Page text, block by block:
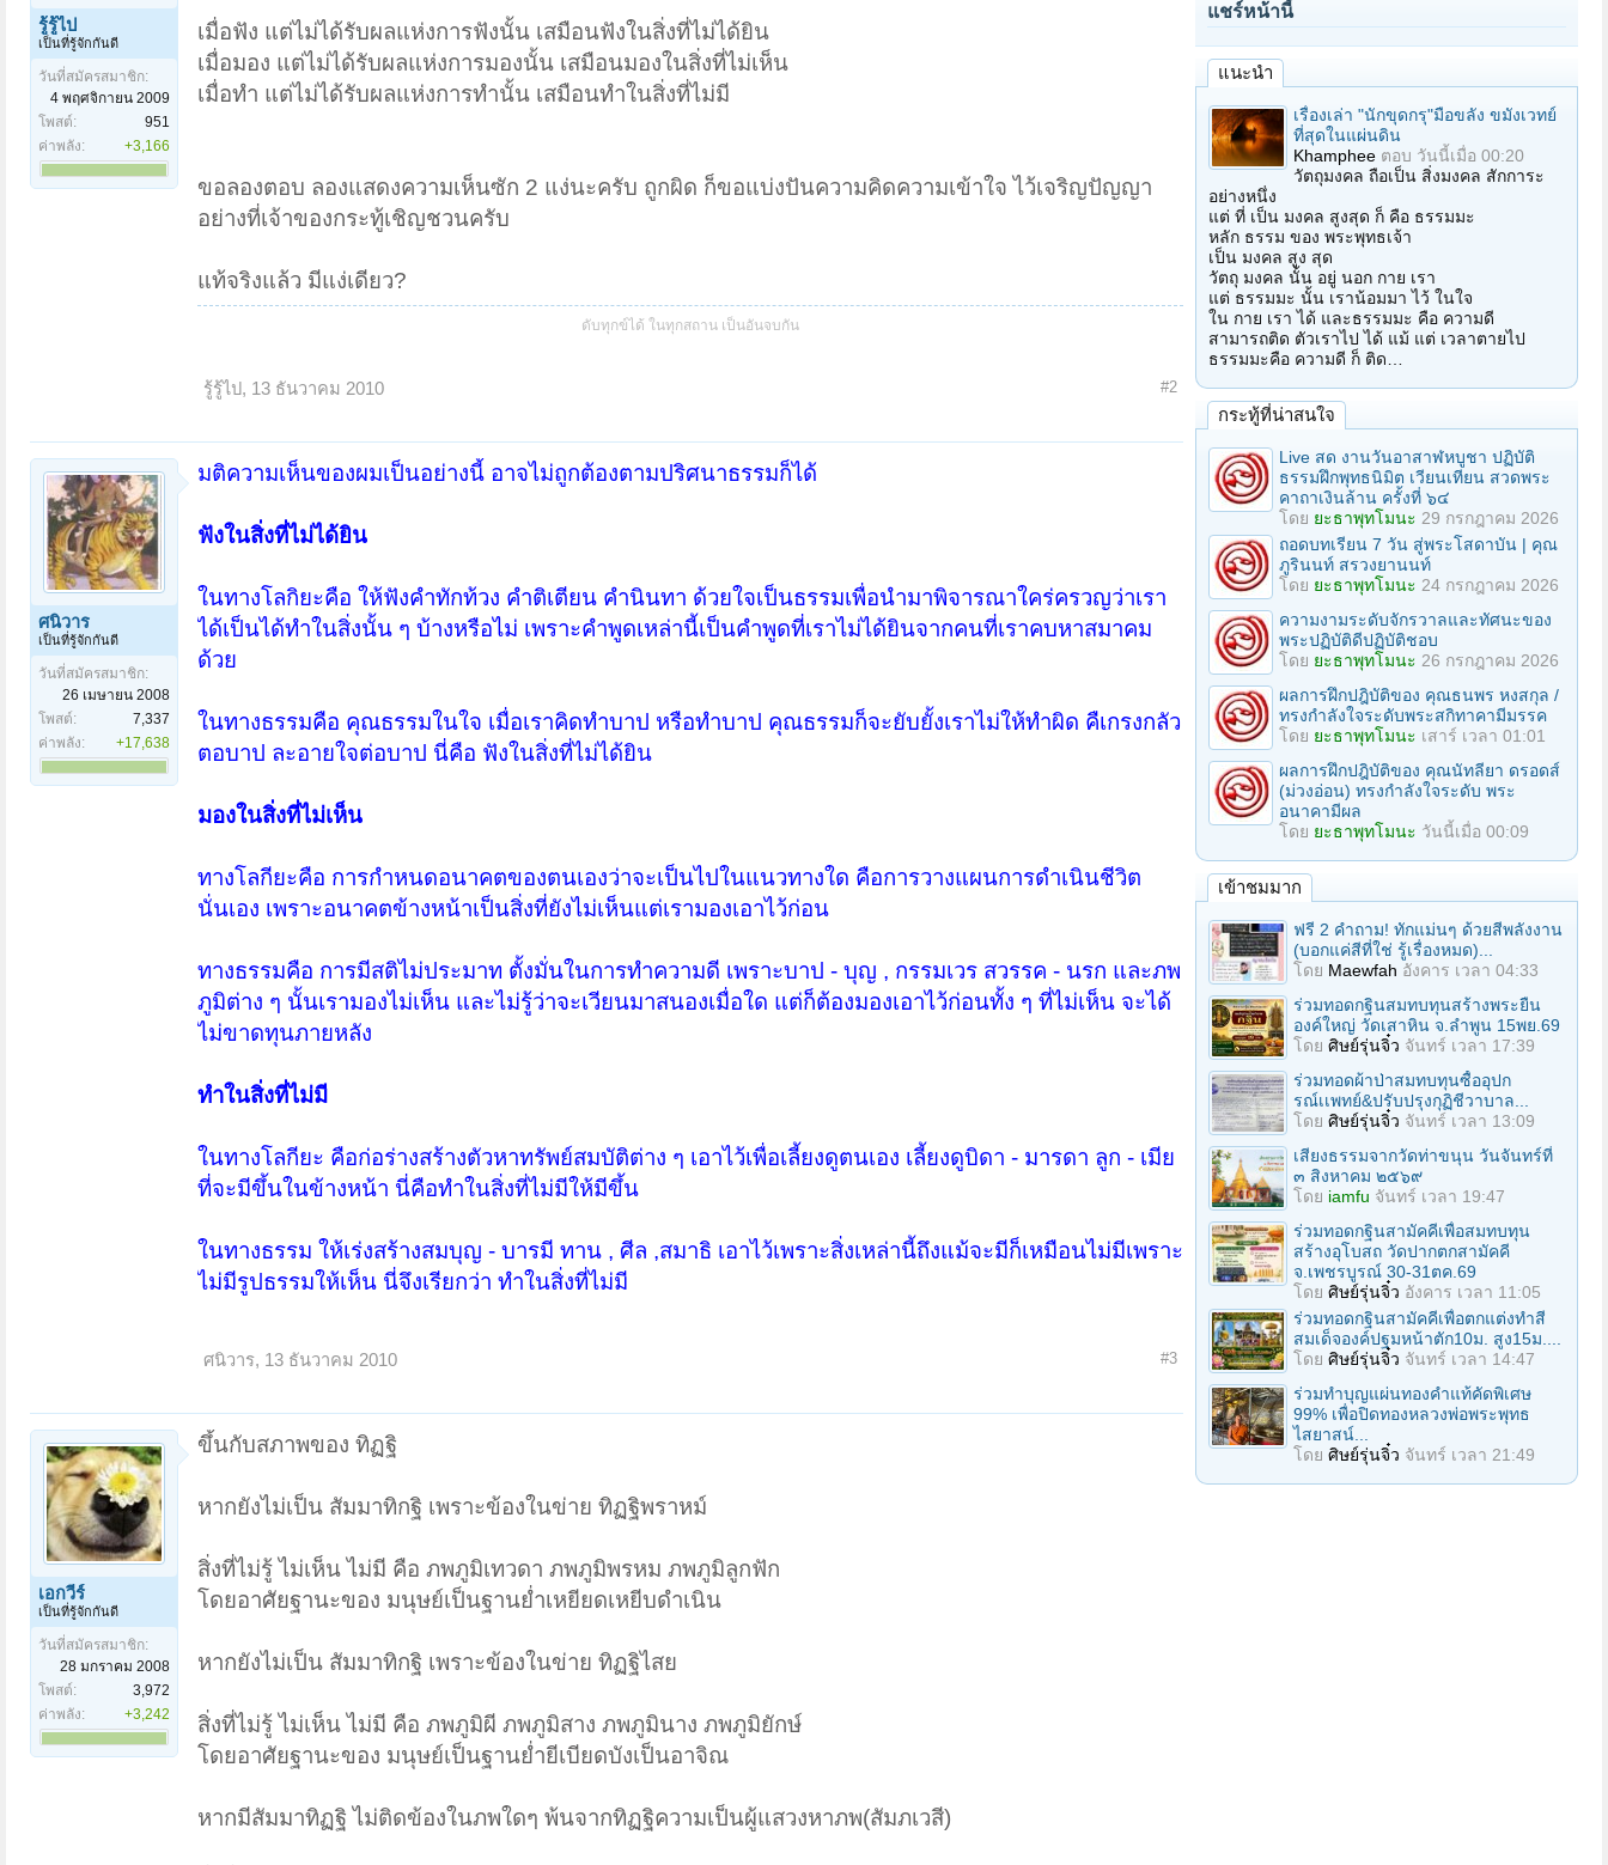
รู้รู้ไป
เป็นที่รู้จักกันดี
วันที่สมัครสมาชิก:
4 พฤศจิกายน 2009
โพสต์:
951
ค่าพลัง:
+3,166
เมื่อฟัง แต่ไม่ได้รับผลแห่งการฟังนั้น เสมือนฟังในสิ่งที่ไม่ได้ยิน
เมื่อมอง แต่ไม่ได้รับผลแห่งการมองนั้น เสมือนมองในสิ่งที่ไม่เห็น
เมื่อทำ แต่ไม่ได้รับผลแห่งการทำนั้น เสมือนทำในสิ่งที่ไม่มี
ขอลองตอบ ลองแสดงความเห็นซัก 2 แง่นะครับ ถูกผิด ก็ขอแบ่งปันความคิดความเข้าใจ ไว้เจริญปัญญา
อย่างที่เจ้าของกระทู้เชิญชวนครับ
แท้จริงแล้ว มีแง่เดียว?
ดับทุกข์ได้ ในทุกสถาน เป็นอันจบกัน
รู้รู้ไป , 13 ธันวาคม 2010 #2
ศนิวาร
เป็นที่รู้จักกันดี
วันที่สมัครสมาชิก:
26 เมษายน 2008
โพสต์:
7,337
ค่าพลัง:
+17,638
มติความเห็นของผมเป็นอย่างนี้ อาจไม่ถูกต้องตามปริศนาธรรมก็ได้
ฟังในสิ่งที่ไม่ได้ยิน
ในทางโลกิยะคือ ให้ฟังคำทักท้วง คำติเตียน คำนินทา ด้วยใจเป็นธรรมเพื่อนำมาพิจารณาใคร่ครวญว่าเรา
ได้เป็นได้ทำในสิ่งนั้น ๆ บ้างหรือไม่ เพราะคำพูดเหล่านี้เป็นคำพูดที่เราไม่ได้ยินจากคนที่เราคบหาสมาคม
ด้วย
ในทางธรรมคือ คุณธรรมในใจ เมื่อเราคิดทำบาป หรือทำบาป คุณธรรมก็จะยับยั้งเราไม่ให้ทำผิด คืเกรงกลัว
ตอบาป ละอายใจต่อบาป นี่คือ ฟังในสิ่งที่ไม่ได้ยิน
มองในสิ่งที่ไม่เห็น
ทางโลกียะคือ การกำหนดอนาคตของตนเองว่าจะเป็นไปในแนวทางใด คือการวางแผนการดำเนินชีวิต
นั่นเอง เพราะอนาคตข้างหน้าเป็นสิ่งที่ยังไม่เห็นแต่เรามองเอาไว้ก่อน
ทางธรรมคือ การมีสติไม่ประมาท ตั้งมั่นในการทำความดี เพราะบาป - บุญ , กรรมเวร สวรรค - นรก และภพ
ภูมิต่าง ๆ นั้นเรามองไม่เห็น และไม่รู้ว่าจะเวียนมาสนองเมื่อใด แต่ก็ต้องมองเอาไว้ก่อนทั้ง ๆ ที่ไม่เห็น จะได้
ไม่ขาดทุนภายหลัง
ทำในสิ่งที่ไม่มี
ในทางโลกียะ คือก่อร่างสร้างตัวหาทรัพย์สมบัติต่าง ๆ เอาไว้เพื่อเลี้ยงดูตนเอง เลี้ยงดูบิดา - มารดา ลูก - เมีย
ที่จะมีขึ้นในข้างหน้า นี่คือทำในสิ่งที่ไม่มีให้มีขึ้น
ในทางธรรม ให้เร่งสร้างสมบุญ - บารมี ทาน , ศีล ,สมาธิ เอาไว้เพราะสิ่งเหล่านี้ถึงแม้จะมีก็เหมือนไม่มีเพราะ
ไม่มีรูปธรรมให้เห็น นี่จึงเรียกว่า ทำในสิ่งที่ไม่มี
ศนิวาร, 13 ธันวาคม 2010 #3
เอกวีร์
เป็นที่รู้จักกันดี
วันที่สมัครสมาชิก:
28 มกราคม 2008
โพสต์:
3,972
ค่าพลัง:
+3,242
ขึ้นกับสภาพของ ทิฏฐิ
หากยังไม่เป็น สัมมาทิกฐิ เพราะข้องในข่าย ทิฏฐิพราหม์
สิ่งที่ไม่รู้ ไม่เห็น ไม่มี คือ ภพภูมิเทวดา ภพภูมิพรหม ภพภูมิลูกฟัก
โดยอาศัยฐานะของ มนุษย์เป็นฐานย่ำเหยียดเหยีบดำเนิน
หากยังไม่เป็น สัมมาทิกฐิ เพราะข้องในข่าย ทิฏฐิไสย
สิ่งที่ไม่รู้ ไม่เห็น ไม่มี คือ ภพภูมิผี ภพภูมิสาง ภพภูมินาง ภพภูมิยักษ์
โดยอาศัยฐานะของ มนุษย์เป็นฐานย่ำยีเบียดบังเป็นอาจิณ
หากมีสัมมาทิฏฐิ ไม่ติดข้องในภพใดๆ พ้นจากทิฏฐิความเป็นผู้แสวงหาภพ(สัมภเวสี)
แชร์หน้านี้
แนะนำ
เรื่องเล่า "นักขุดกรุ"มือขลัง ขมังเวทย์
ที่สุดในแผ่นดิน
Khamphee ตอบ วันนี้เมื่อ 00:20
วัตถุมงคล ถือเป็น สิ่งมงคล สักการะ
อย่างหนึ่ง
แต่ ที่ เป็น มงคล สูงสุด ก็ คือ ธรรมมะ
หลัก ธรรม ของ พระพุทธเจ้า
เป็น มงคล สูง สุด
วัตถุ มงคล นั้น อยู่ นอก กาย เรา
แต่ ธรรมมะ นั้น เราน้อมมา ไว้ ในใจ
ใน กาย เรา ได้ และธรรมมะ คือ ความดี
สามารถติด ตัวเราไป ได้ แม้ แต่ เวลาตายไป
ธรรมมะคือ ความดี ก็ ติด…
กระทู้ที่น่าสนใจ
Live สด งานวันอาสาฬหบูชา ปฏิบัติ
ธรรมฝึกพุทธนิมิต เวียนเทียน สวดพระ
คาถาเงินล้าน ครั้งที่ ๖๔
โดย ยะธาพุทโมนะ 29 กรกฎาคม 2026
ถอดบทเรียน 7 วัน สู่พระโสดาบัน | คุณ
ภูรินนท์ สรวงยานนท์
โดย ยะธาพุทโมนะ 24 กรกฎาคม 2026
ความงามระดับจักรวาลและทัศนะของ
พระปฏิบัติดีปฏิบัติชอบ
โดย ยะธาพุทโมนะ 26 กรกฎาคม 2026
ผลการฝึกปฎิบัติของ คุณธนพร หงสกุล /
ทรงกำลังใจระดับพระสกิทาคามีมรรค
โดย ยะธาพุทโมนะ เสาร์ เวลา 01:01
ผลการฝึกปฎิบัติของ คุณนัทลียา ดรอดส์
(ม่วงอ่อน) ทรงกำลังใจระดับ พระ
อนาคามีผล
โดย ยะธาพุทโมนะ วันนี้เมื่อ 00:09
เข้าชมมาก
ฟรี 2 คำถาม! ทักแม่นๆ ด้วยสีพลังงาน
(บอกแค่สีที่ใช่ รู้เรื่องหมด)...
โดย Maewfah อังคาร เวลา 04:33
ร่วมทอดกฐินสมทบทุนสร้างพระยืน
องค์ใหญ่ วัดเสาหิน จ.ลําพูน 15พย.69
โดย ศิษย์รุ่นจิ๋ว จันทร์ เวลา 17:39
ร่วมทอดผ้าป่าสมทบทุนซื้ออุปก
รณ์เเพทย์&ปรับปรุงกุฏิชีวาบาล...
โดย ศิษย์รุ่นจิ๋ว จันทร์ เวลา 13:09
เสียงธรรมจากวัดท่าขนุน วันจันทร์ที่
๓ สิงหาคม ๒๕๖๙
โดย iamfu จันทร์ เวลา 19:47
ร่วมทอดกฐินสามัคคีเพื่อสมทบทุน
สร้างอุโบสถ วัดปากตกสามัคคี
จ.เพชรบูรณ์ 30-31ตค.69
โดย ศิษย์รุ่นจิ๋ว อังคาร เวลา 11:05
ร่วมทอดกฐินสามัคคีเพื่อตกแต่งทำสี
สมเด็จองค์ปฐมหน้าตัก10ม. สูง15ม....
โดย ศิษย์รุ่นจิ๋ว จันทร์ เวลา 14:47
ร่วมทําบุญแผ่นทองคำแท้คัดพิเศษ
99% เพื่อปิดทองหลวงพ่อพระพุทธ
ไสยาสน์...
โดย ศิษย์รุ่นจิ๋ว จันทร์ เวลา 21:49